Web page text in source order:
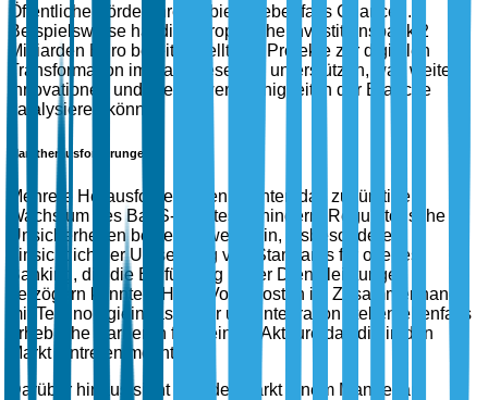
Öffentliche Förderanreize bieten ebenfalls Chancen.
Beispielsweise hat die Europäische Investitionsbank 2
Milliarden Euro bereitgestellt, um Projekte zur digitalen
Transformation im Bankwesen zu unterstützen, was weitere
Innovationen und Wettbewerbsfähigkeit in der Branche
katalysieren könnte.
Marktherausforderungen
Mehrere Herausforderungen könnten das zukünftige
Wachstum des BaaS-Marktes behindern. Regulatorische
Unsicherheiten bestehen weiterhin, insbesondere
hinsichtlich der Umsetzung von Standards für offenes
Banking, die die Einführung neuer Dienstleistungen
verzögern könnten. Hohe Vorabkosten im Zusammenhang
mit Technologieinfrastruktur und Integration stellen ebenfalls
erhebliche Barrieren für kleinere Akteure dar, die in den
Markt eintreten möchten.
Darüber hinaus sieht sich der Markt einem Mangel an